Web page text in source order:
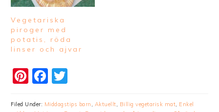
Vegetariska
piroger med
potatis, röda
linser och ajvar
Pinterest
Facebook
Filed Under: Middagstips barn Aktuellt Billig vegetarisk mat Enkel